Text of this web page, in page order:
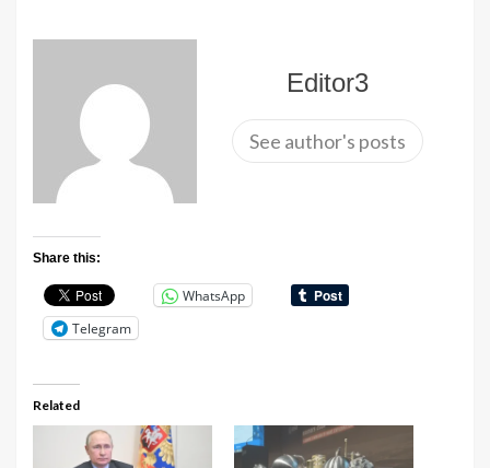
Editor3
See author's posts
Share this:
WhatsApp
Telegram
Related